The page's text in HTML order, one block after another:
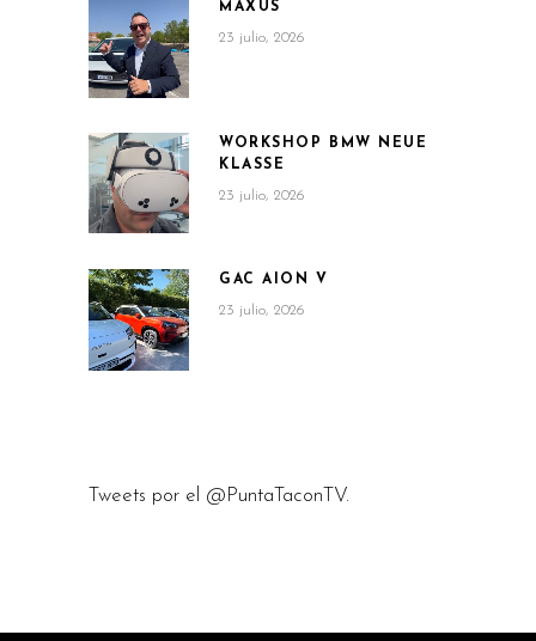
MAXUS
23 julio, 2026
WORKSHOP BMW NEUE
KLASSE
23 julio, 2026
GAC AION V
23 julio, 2026
Tweets por el @PuntaTaconTV.